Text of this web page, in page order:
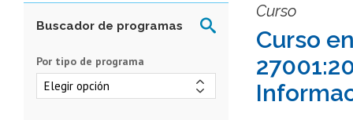
Curso
Curso
Por tipo de programa